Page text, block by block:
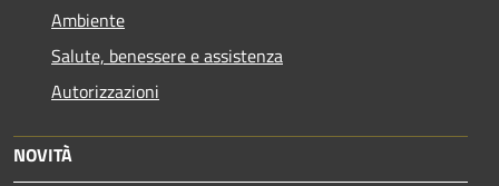
Ambiente
Salute, benessere e assistenza
Autorizzazioni
NOVITÀ